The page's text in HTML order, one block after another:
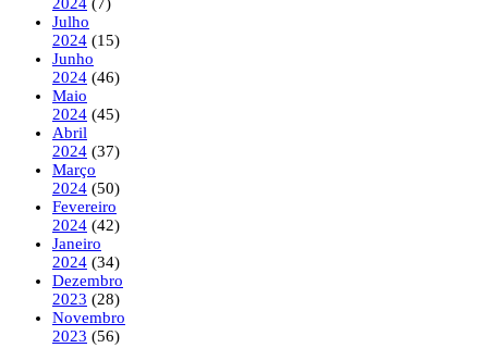
Julho
2024 (15)
Junho
2024 (46)
Maio
2024 (45)
Abril
2024 (37)
Março
2024 (50)
Fevereiro
2024 (42)
Janeiro
2024 (34)
Dezembro
2023 (28)
Novembro
2023 (56)